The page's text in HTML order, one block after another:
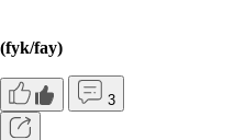
(fyk/fay)
3